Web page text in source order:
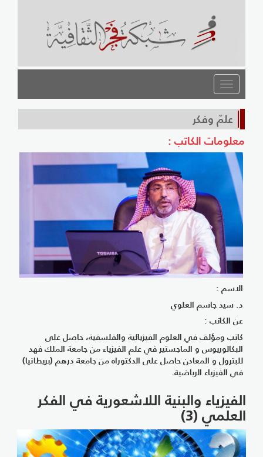
القائمة
علمٌ وفكر
معلومات الكاتب :
الاسم :
د. سيد جاسم العلوي
عن الكاتب :
كاتب ومؤلف في العلوم الفيزيائية والفلسفية، حاصل على
البكالوريوس و الماجستير في علم الفيزياء من جامعة الملك فهد
للبترول و المعادن حاصل على الدكتوراه من جامعة درهم (بريطانيا)
في الفيزياء الرياضية.
الفيزياء والبنية اللاشعورية في الفكر
العلمي (3)